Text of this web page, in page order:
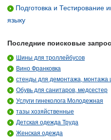
Подготовка и Тестирование
языку
Последние поисковые
Шины для троллейбусов
Вино Франковка
стенды для демонтажа, монтажа
Обувь для санитаров, медсестер
Услуги гинеколога Молодежная
тазы хозяйственные
Детская одежда Труда
Женская одежда